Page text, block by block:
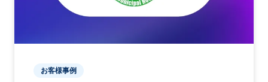
お客様事例